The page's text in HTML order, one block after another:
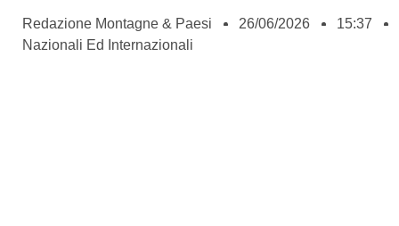
Redazione Montagne & Paesi 26/06/2026
15:37
Nazionali Ed Internazionali